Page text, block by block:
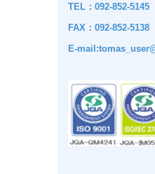
TEL：092-852-5145
FAX：092-852-5138
E-